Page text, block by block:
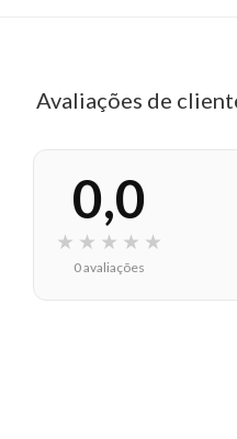
Avaliações de
0,0
★ ★ ★ ★ ★
0 avaliações